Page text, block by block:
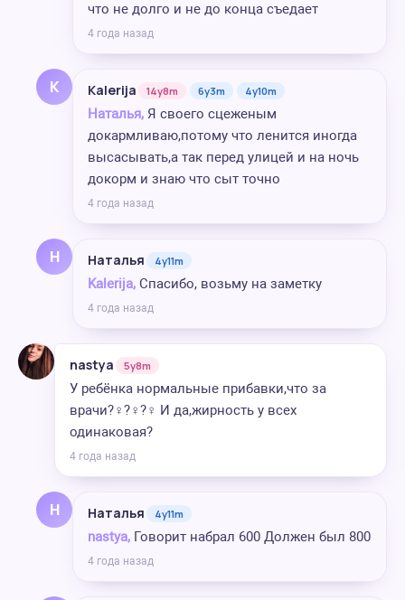
что не долго и не до конца съедает
4 года назад
K Kalerija 14y8m 6y3m 4y10m
Наталья, Я своего сцеженым
докармливаю,потому что ленится иногда
высасывать,а так перед улицей и на ночь
докорм и знаю что сыт точно
4 года назад
Н Наталья 4y11m
Kalerija, Спасибо, возьму на заметку
4 года назад
nastya 5y8m
У ребёнка нормальные прибавки,что за
врачи?‍♀️?‍♀️?‍♀️ И да,жирность у всех
одинаковая?
4 года назад
Н Наталья 4y11m
nastya, Говорит набрал 600 Должен был 800
4 года назад